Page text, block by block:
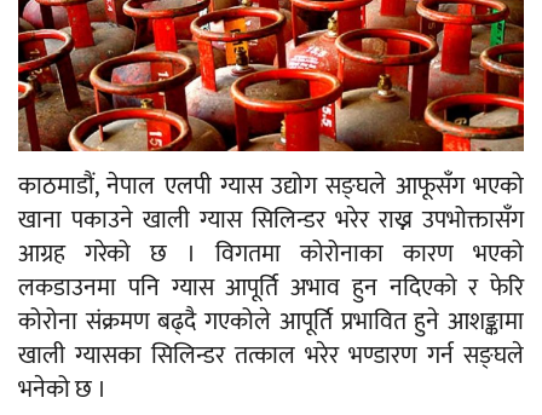
काठमाडौं, नेपाल एलपी ग्यास उद्योग सङ्घले आफूसँग भएको
खाना पकाउने खाली ग्यास सिलिन्डर भरेर राख्न उपभोक्तासँग
आग्रह गरेको छ । विगतमा कोरोनाका कारण भएको
लकडाउनमा पनि ग्यास आपूर्ति अभाव हुन नदिएको र फेरि
कोरोना संक्रमण बढ्दै गएकोले आपूर्ति प्रभावित हुने आशङ्कामा
खाली ग्यासका सिलिन्डर तत्काल भरेर भण्डारण गर्न सङ्घले
भनेको छ ।